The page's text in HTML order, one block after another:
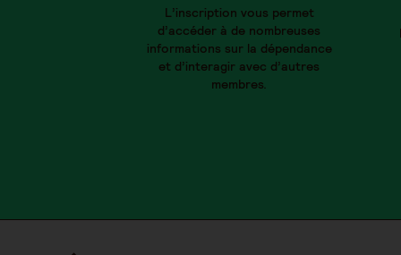
L’inscription vous permet
d’accéder à de nombreuses
informations sur la dépendance
et d’interagir avec d’autres
membres.